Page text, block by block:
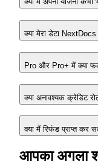
क्या मेरा डेटा
Pro और Pro+ में क्या
क्या अनावश्यक क्रेडिट
क्या मैं रिफंड प्राप्त कर
आपका अगला